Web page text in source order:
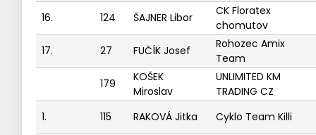
16.
124 ŠAJNER Libor
CK Floratex
chomutov
17.
27 FUČÍK Josef
Rohozec Amix
Team
179
KOŠEK
Miroslav
UNLIMITED KM
TRADING CZ
1.
115 RAKOVÁ Jitka Cyklo Team Killi